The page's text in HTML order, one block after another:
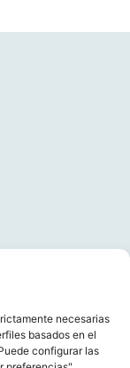
necesarias
basados en el
configurar las